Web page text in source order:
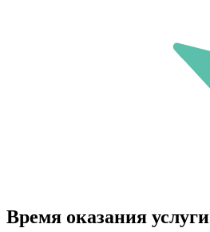
Время оказания услуги